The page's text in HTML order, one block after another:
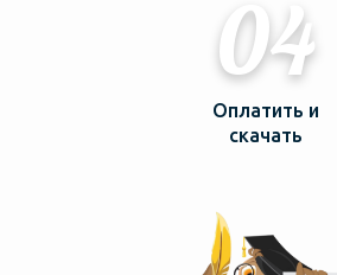
04
Оплатить и
скачать